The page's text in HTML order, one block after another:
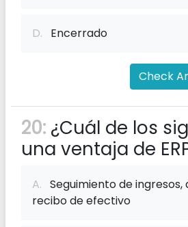
D. Encerrado
Check
20: ¿Cuál de los
una ventaja de
A. Seguimiento de
recibo de efectivo